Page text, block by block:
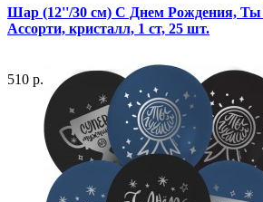
Шар (12''/30 см) С Днем Рождения, Ты
Ассорти, кристалл, 1 ст, 25 шт.
510 р.